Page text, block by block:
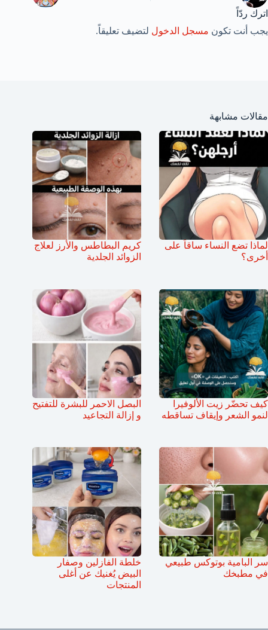
اترك ردّاً
يجب أنت تكون مسجل الدخول لتضيف تعليقاً.
مقالات مشابهة
لماذا تضع النساء ساقاً على
أخرى؟
كريم البطاطس والأرز لعلاج
الزوائد الجلدية
كيف تحضّر زيت الألوفيرا
لنمو الشعر وإيقاف تساقطه
البصل الاحمر للبشرة للتفتيح
و إزالة التجاعيد
سر البامية بوتوكس طبيعي
في مطبخك
خلطة الفازلين وصفار
البيض يُغنيك عن أغلى
المنتجات